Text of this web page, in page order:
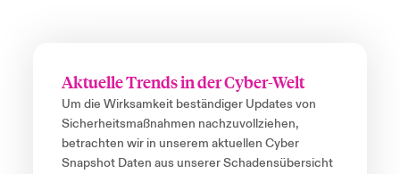
Aktuelle Trends in der Cyber-Welt
Um die Wirksamkeit beständiger Updates von
Sicherheitsmaßnahmen nachzuvollziehen,
betrachten wir in unserem aktuellen Cyber
Snapshot Daten aus unserer Schadensübersicht